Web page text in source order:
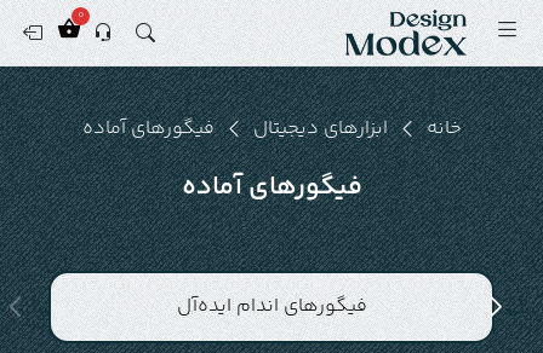
0
خانه ابزارهای دیجیتال فیگورهای آماده
فیگورهای آماده
فیگورهای اندام ایده‌آل